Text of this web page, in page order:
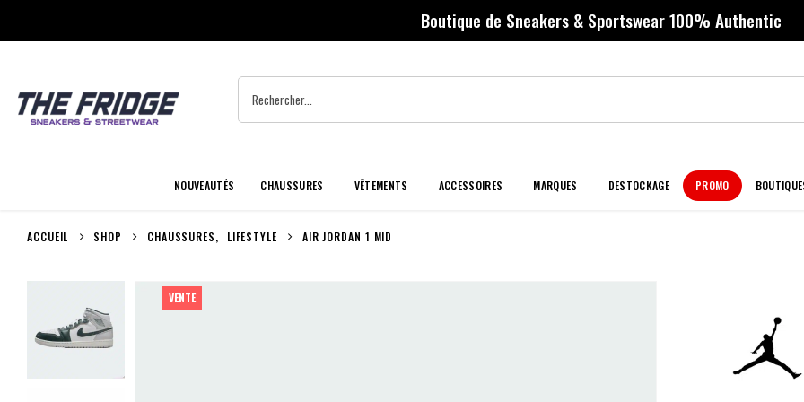
Boutique de Sneakers & Sportswear 100% Authentic
NOUVEAUTÉS CHAUSSURES VÊTEMENTS ACCESSOIRES MARQUES DESTOCKAGE PROMO
ACCUEIL SHOP CHAUSSURES, LIFESTYLE AIR JORDAN 1 MID
VENTE